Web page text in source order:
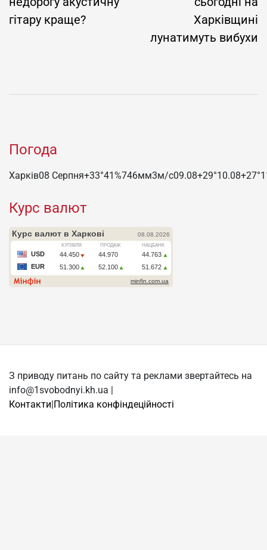
гітару краще?
Харківщині
лунатимуть вибухи
Погода
Харків08 Серпня+33°41%746мм3м/c09.08+29°10.08+27°
Курс валют
З приводу питань по сайту та реклами звертайтесь на
info@1svobodnyi.kh.ua |
Контакти|Політика конфіндеційності